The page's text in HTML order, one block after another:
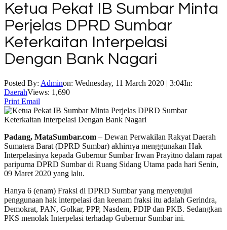
Ketua Pekat IB Sumbar Minta
Perjelas DPRD Sumbar
Keterkaitan Interpelasi
Dengan Bank Nagari
Posted By: Adminon: Wednesday, 11 March 2020 | 3:04In:
DaerahViews: 1,690
Print Email
Padang, MataSumbar.com – Dewan Perwakilan Rakyat Daerah
Sumatera Barat (DPRD Sumbar) akhirnya menggunakan Hak
Interpelasinya kepada Gubernur Sumbar Irwan Prayitno dalam rapat
paripurna DPRD Sumbar di Ruang Sidang Utama pada hari Senin,
09 Maret 2020 yang lalu.
Hanya 6 (enam) Fraksi di DPRD Sumbar yang menyetujui
penggunaan hak interpelasi dan keenam fraksi itu adalah Gerindra,
Demokrat, PAN, Golkar, PPP, Nasdem, PDIP dan PKB. Sedangkan
PKS menolak Interpelasi terhadap Gubernur Sumbar ini.